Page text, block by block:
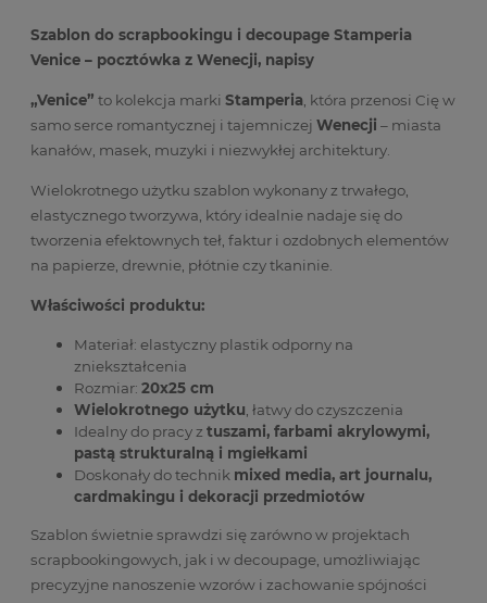
Szablon do scrapbookingu i decoupage Stamperia
Venice – pocztówka z Wenecji, napisy
„Venice” to kolekcja marki Stamperia , która przenosi Cię w
samo serce romantycznej i tajemniczej Wenecji – miasta
kanałów, masek, muzyki i niezwykłej architektury.
Wielokrotnego użytku szablon wykonany z trwałego,
elastycznego tworzywa, który idealnie nadaje się do
tworzenia efektownych teł, faktur i ozdobnych elementów
na papierze, drewnie, płótnie czy tkaninie.
Właściwości produktu:
Materiał: elastyczny plastik odporny na
zniekształcenia
Rozmiar: 20x25 cm
Wielokrotnego użytku , łatwy do czyszczenia
Idealny do pracy z tuszami, farbami akrylowymi,
pastą strukturalną i mgiełkami
Doskonały do technik mixed media, art journalu,
cardmakingu i dekoracji przedmiotów
Szablon świetnie sprawdzi się zarówno w projektach
scrapbookingowych, jak i w decoupage, umożliwiając
precyzyjne nanoszenie wzorów i zachowanie spójności